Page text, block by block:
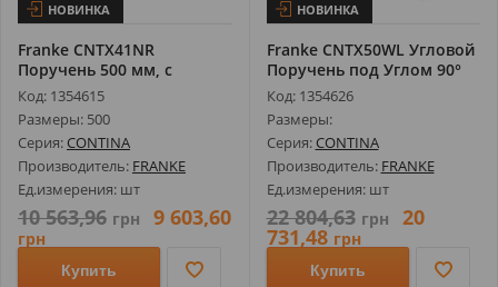
НОВИНКА
Franke CNTX41NR
Поручень 500 мм, с
Креплением в Трех...
Код: 1354615
Размеры: 500
Серия: CONTINA
Производитель: FRANKE
Ед.измерения: шт
10 563,96 грн 9 603,60
грн
Купить
НОВИНКА
Franke CNTX50WL Угловой
Поручень под Углом 90°
для Н...
Код: 1354626
Размеры:
Серия: CONTINA
Производитель: FRANKE
Ед.измерения: шт
22 804,63 грн 20
731,48 грн
Купить